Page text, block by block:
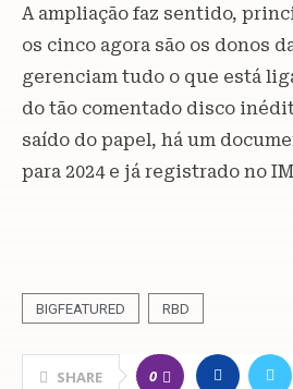
A ampliação faz sentido,
os cinco agora são os donos
gerenciam tudo o que está
do tão comentado disco
saído do papel, há um
para 2024 e já registrado no
BIGFEATURED RBD
SHARE 0